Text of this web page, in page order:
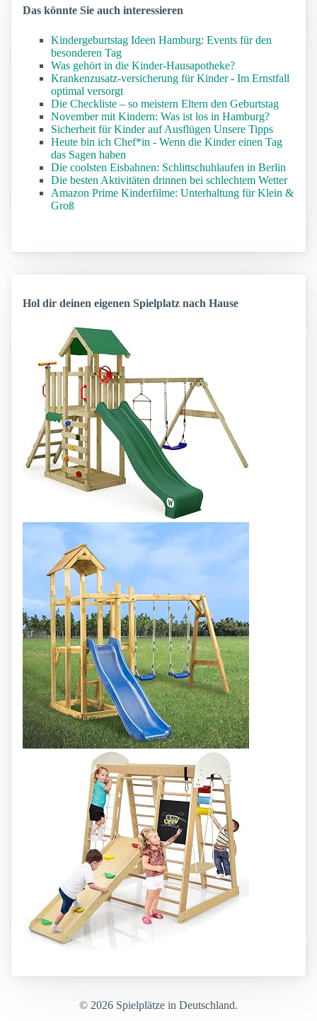
Das könnte Sie auch interessieren
Kindergeburtstag Ideen Hamburg: Events für den
besonderen Tag
Was gehört in die Kinder-Hausapotheke?
Krankenzusatz-versicherung für Kinder - Im Ernstfall
optimal versorgt
Die Checkliste – so meistern Eltern den Geburtstag
November mit Kindern: Was ist los in Hamburg?
Sicherheit für Kinder auf Ausflügen Unsere Tipps
Heute bin ich Chef*in - Wenn die Kinder einen Tag
das Sagen haben
Die coolsten Eisbahnen: Schlittschuhlaufen in Berlin
Die besten Aktivitäten drinnen bei schlechtem Wetter
Amazon Prime Kinderfilme: Unterhaltung für Klein &
Groß
Hol dir deinen eigenen Spielplatz nach Hause
© 2026 Spielplätze in Deutschland.